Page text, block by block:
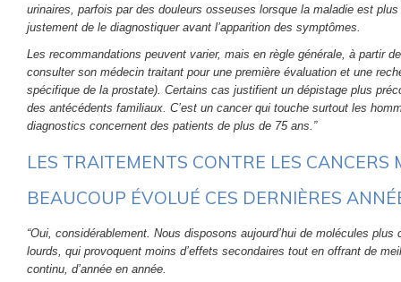
urinaires, parfois par des douleurs osseuses lorsque la maladie est
justement de le diagnostiquer avant l’apparition des symptômes.
Les recommandations peuvent varier, mais en règle générale, à partir
consulter son médecin traitant pour une première évaluation et une
spécifique de la prostate). Certains cas justifient un dépistage plus
des antécédents familiaux. C’est un cancer qui touche surtout les
diagnostics concernent des patients de plus de 75 ans.”
LES TRAITEMENTS CONTRE LES CANCERS
BEAUCOUP ÉVOLUÉ CES DERNIÈRES
“Oui, considérablement. Nous disposons aujourd’hui de molécules
lourds, qui provoquent moins d’effets secondaires tout en offrant de
continu, d’année en année.